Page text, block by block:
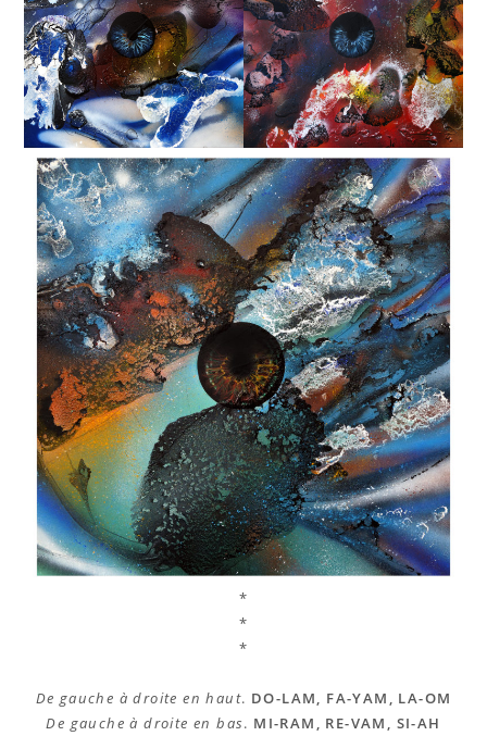
*
*
*
De gauche à droite en haut. DO-LAM, FA-YAM, LA-OM
De gauche à droite en bas. MI-RAM, RE-VAM, SI-AH